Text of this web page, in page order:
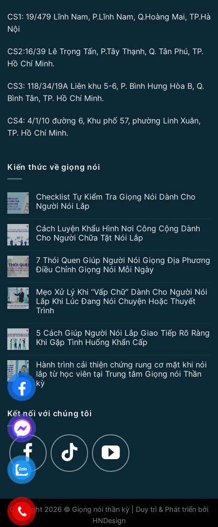
CS1: 19/479 Lĩnh Nam, P.Lĩnh Nam, Q.Hoàng Mai, TP.Hà
Nội
CS2:16/39 Lê Trọng Tấn, P.Tây Thạnh, Q. Tân Phú, TP.
Hồ Chí Minh.
CS3: 118/34/19A Liên khu 5-6, P. Bình Hưng Hòa B, Q.
Bình Tân, TP. Hồ Chí Minh.
CS4: 4/1/10 đường 6, Khu phố 57, phường Linh Xuân,
TP. Hồ Chí Minh.
Kiến thức về giọng nói
Checklist Tự Kiểm Tra Giọng Nói Dành Cho
Người Nói Lắp
Cách Luyện Khẩu Hình Nơi Công Cộng Dành
Cho Người Chữa Tật Nói Lắp
7 Thói Quen Giúp Người Nói Giọng Địa Phương
Điều Chỉnh Giọng Nói Mỗi Ngày
Mẹo Xử Lý Khi “Vấp Chữ” Dành Cho Người Nói
Lắp Khi Lúc Đang Nói Chuyện Hoặc Thuyết
Trình
5 Cách Giúp Người Nói Lắp Giao Tiếp Rõ Ràng
Khi Gặp Tình Huống Khẩn Cấp
Hành trình cải thiện chứng rung cơ mặt khi nói
lắp từ học viên tại Trung tâm Giọng nói Thần
kỳ
Kết nối với chúng tôi
Copyright 2026 © Giọng nói thần kỳ | Duy trì & Phát triển bởi
HNDesign